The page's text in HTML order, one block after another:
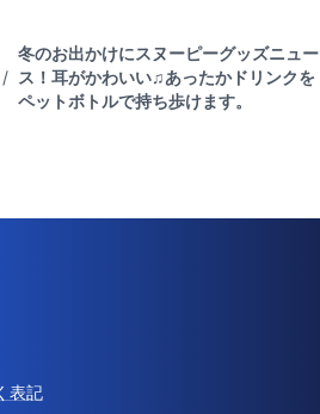
/
冬のお出かけにスヌーピーグッズニュー
ス！耳がかわいい♫あったかドリンクを
ペットボトルで持ち歩けます。
表記